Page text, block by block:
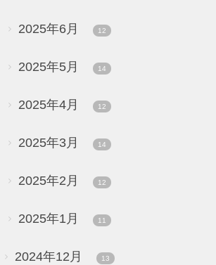
2025年6月 12
2025年5月 14
2025年4月 12
2025年3月 14
2025年2月 12
2025年1月 11
2024年12月 13